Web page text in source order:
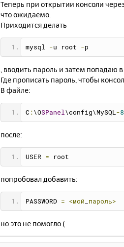
е
Теперь при открытии консоли
что ожидаемо.
Приходится делать
mysql -u root -p
, вводить пароль и затем попадаю в
Где прописать пароль, чтобы
В файле:
C : \OSPanel \config\MySQL -
после:
USER = root
попробовал добавить:
PASSWORD = <мой пароль>
но это не помогло (